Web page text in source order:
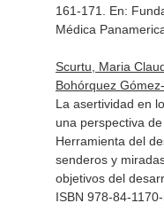
161-171. En:
Médica
Scurtu, Maria
Bohórquez
La asertividad en
una perspectiva
Herramienta del
senderos y
objetivos del
ISBN 978-84-